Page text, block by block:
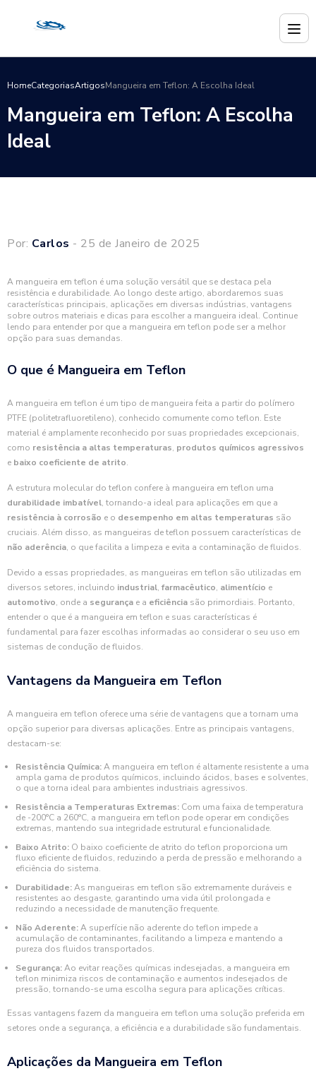
HomeCategoriasArtigosMangueira em Teflon: A Escolha Ideal
Mangueira em Teflon: A Escolha
Ideal
Por: Carlos - 25 de Janeiro de 2025
A mangueira em teflon é uma solução versátil que se destaca pela
resistência e durabilidade. Ao longo deste artigo, abordaremos suas
características principais, aplicações em diversas indústrias, vantagens
sobre outros materiais e dicas para escolher a mangueira ideal. Continue
lendo para entender por que a mangueira em teflon pode ser a melhor
opção para suas demandas.
O que é Mangueira em Teflon
A mangueira em teflon é um tipo de mangueira feita a partir do polímero
PTFE (politetrafluoretileno), conhecido comumente como teflon. Este
material é amplamente reconhecido por suas propriedades excepcionais,
como resistência a altas temperaturas, produtos químicos agressivos
e baixo coeficiente de atrito.
A estrutura molecular do teflon confere à mangueira em teflon uma
durabilidade imbatível, tornando-a ideal para aplicações em que a
resistência à corrosão e o desempenho em altas temperaturas são
cruciais. Além disso, as mangueiras de teflon possuem características de
não aderência, o que facilita a limpeza e evita a contaminação de fluidos.
Devido a essas propriedades, as mangueiras em teflon são utilizadas em
diversos setores, incluindo industrial, farmacêutico, alimentício e
automotivo, onde a segurança e a eficiência são primordiais. Portanto,
entender o que é a mangueira em teflon e suas características é
fundamental para fazer escolhas informadas ao considerar o seu uso em
sistemas de condução de fluidos.
Vantagens da Mangueira em Teflon
A mangueira em teflon oferece uma série de vantagens que a tornam uma
opção superior para diversas aplicações. Entre as principais vantagens,
destacam-se:
Resistência Química:A mangueira em teflon é altamente resistente a uma
ampla gama de produtos químicos, incluindo ácidos, bases e solventes,
o que a torna ideal para ambientes industriais agressivos.
Resistência a Temperaturas Extremas: Com uma faixa de temperatura
de -200°C a 260°C, a mangueira em teflon pode operar em condições
extremas, mantendo sua integridade estrutural e funcionalidade.
Baixo Atrito: O baixo coeficiente de atrito do teflon proporciona um
fluxo eficiente de fluidos, reduzindo a perda de pressão e melhorando a
eficiência do sistema.
Durabilidade:As mangueiras em teflon são extremamente duráveis e
resistentes ao desgaste, garantindo uma vida útil prolongada e
reduzindo a necessidade de manutenção frequente.
Não Aderente:A superfície não aderente do teflon impede a
acumulação de contaminantes, facilitando a limpeza e mantendo a
pureza dos fluidos transportados.
Segurança:Ao evitar reações químicas indesejadas, a mangueira em
teflon minimiza riscos de contaminação e aumentos indesejados de
pressão, tornando-se uma escolha segura para aplicações críticas.
Essas vantagens fazem da mangueira em teflon uma solução preferida em
setores onde a segurança, a eficiência e a durabilidade são fundamentais.
Aplicações da Mangueira em Teflon